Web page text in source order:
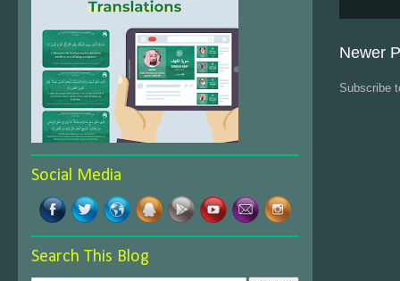
Newer
Subscribe
Social Media
Search This Blog